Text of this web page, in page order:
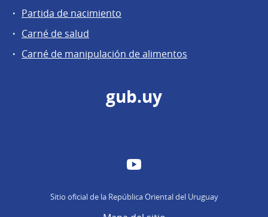
Partida de nacimiento
Carné de salud
Carné de manipulación de alimentos
gub.uy
YouTube
Sitio oficial de la República Oriental del Uruguay